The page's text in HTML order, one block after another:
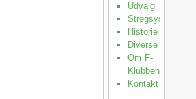
Udvalg
Stregsystemet
Historie
Diverse
Om F-
Klubben
Kontakt